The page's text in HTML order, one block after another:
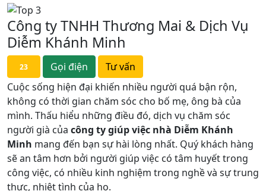
Công ty TNHH Thương Mai & Dịch Vụ
Diễm Khánh Minh
23 Gọi điện
Tư vấn
Cuộc sống hiện đại khiến nhiều người quá bận rộn,
không có thời gian chăm sóc cho bố mẹ, ông bà của
mình. Thấu hiểu những điều đó, dịch vụ chăm sóc
người già của công ty giúp việc nhà Diễm Khánh
Minh mang đến bạn sự hài lòng nhất. Quý khách hàng
sẽ an tâm hơn bởi người giúp việc có tâm huyết trong
công việc, có nhiều kinh nghiệm trong nghề và sự trung
thực, nhiệt tình của họ.